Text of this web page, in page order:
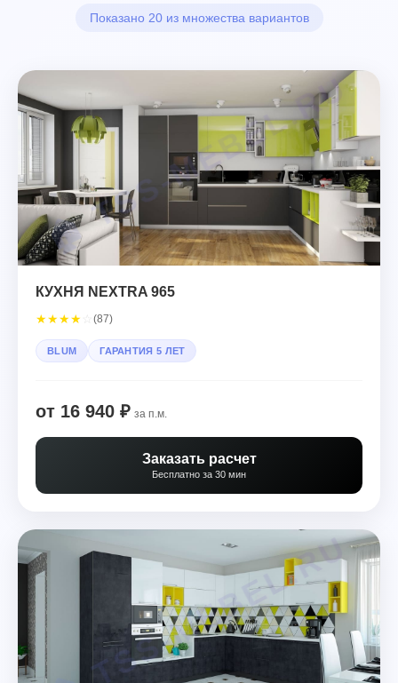
Показано 20 из множества вариантов
КУХНЯ NEXTRA 965
★★★★ (87)
BLUM ГАРАНТИЯ 5 ЛЕТ
от 16 940 ₽ за п.м.
Заказать расчет
Бесплатно за 30 мин